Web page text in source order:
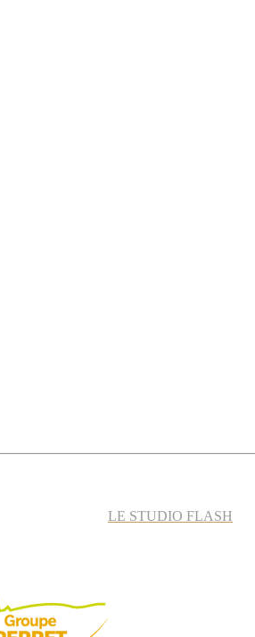
LE STUDIO FLASH